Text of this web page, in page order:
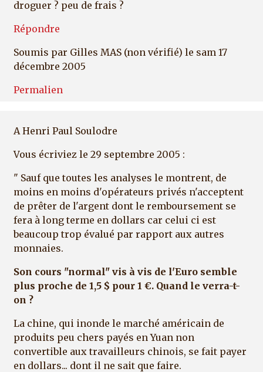
droguer ? peu de frais ?
Répondre
Soumis par Gilles MAS (non vérifié) le sam 17
décembre 2005
Permalien
A Henri Paul Soulodre
Vous écriviez le 29 septembre 2005 :
" Sauf que toutes les analyses le montrent, de
moins en moins d'opérateurs privés n'acceptent
de prêter de l'argent dont le remboursement se
fera à long terme en dollars car celui ci est
beaucoup trop évalué par rapport aux autres
monnaies.
Son cours "normal" vis à vis de l'Euro semble
plus proche de 1,5 $ pour 1 €. Quand le verra-t-
on ?
La chine, qui inonde le marché américain de
produits peu chers payés en Yuan non
convertible aux travailleurs chinois, se fait payer
en dollars... dont il ne sait que faire.